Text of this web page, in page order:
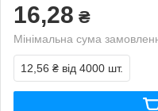
16,28 ₴
Мінімальна сума
12,56 ₴ від 4000 шт.